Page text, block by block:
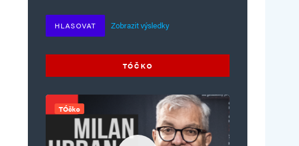
HLASOVAT Zobrazit výsledky
TÓČKO
TÓčko